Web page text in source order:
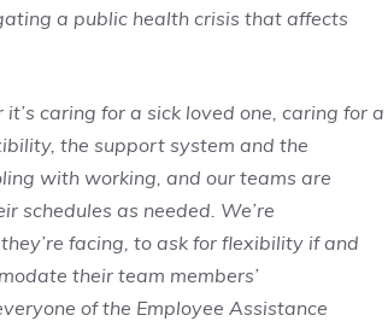
a public health crisis that affects
caring for a sick loved one, caring for a
the support system and the
with working, and our teams are
schedules as needed. We’re
facing, to ask for flexibility if and
their team members’
of the Employee Assistance